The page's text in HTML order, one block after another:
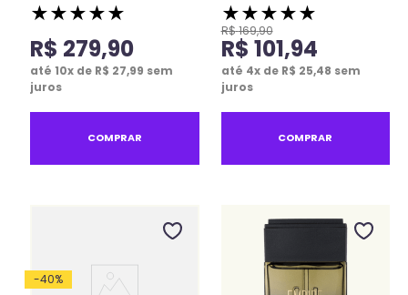
★★★★★
R$ 279,90
até 10x de R$ 27,99 sem
juros
COMPRAR
★★★★★
R$169,90
R$ 101,94
até 4x de R$ 25,48 sem
juros
COMPRAR
-40%